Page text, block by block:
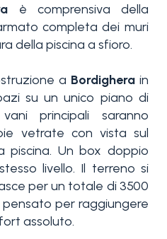
è comprensiva della
completa dei muri
della piscina a sfioro.
a Bordigherain
su un unico piano di
principali saranno
vetrate con vista sul
piscina. Un box doppio
livello. Il terreno si
per un totale di 3500
per raggiungere
assoluto.